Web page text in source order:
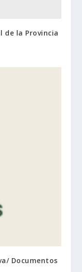
de la Provincia
Documentos